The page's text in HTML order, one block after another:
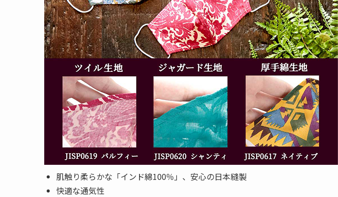
肌触り柔らかな「インド綿100％」、安心の日本縫製
快適な通気性